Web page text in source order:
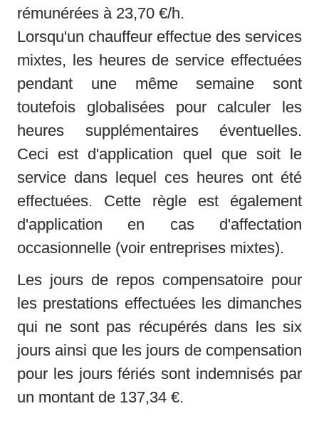
rémunérées à 23,70 €/h.
Lorsqu'un chauffeur effectue des services
mixtes, les heures de service effectuées
pendant une même semaine sont
toutefois globalisées pour calculer les
heures supplémentaires éventuelles.
Ceci est d'application quel que soit le
service dans lequel ces heures ont été
effectuées. Cette règle est également
d'application en cas d'affectation
occasionnelle (voir entreprises mixtes).
Les jours de repos compensatoire pour
les prestations effectuées les dimanches
qui ne sont pas récupérés dans les six
jours ainsi que les jours de compensation
pour les jours fériés sont indemnisés par
un montant de 137,34 €.